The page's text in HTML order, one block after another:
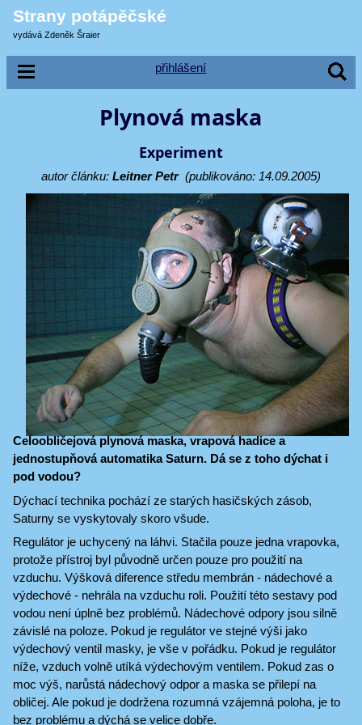
Strany potápěčské
vydává Zdeněk Šraier
přihlášení
Plynová maska
Experiment
autor článku: Leitner Petr(publikováno: 14.09.2005)
Celoobličejová plynová maska, vrapová hadice a
jednostupňová automatika Saturn. Dá se z toho dýchat i
pod vodou?
Dýchací technika pochází ze starých hasičských zásob,
Saturny se vyskytovaly skoro všude.
Regulátor je uchycený na láhvi. Stačila pouze jedna vrapovka,
protože přístroj byl původně určen pouze pro použití na
vzduchu. Výšková diference středu membrán - nádechové a
výdechové - nehrála na vzduchu roli. Použití této sestavy pod
vodou není úplně bez problémů. Nádechové odpory jsou silně
závislé na poloze. Pokud je regulátor ve stejné výši jako
výdechový ventil masky, je vše v pořádku. Pokud je regulátor
níže, vzduch volně utíká výdechovým ventilem. Pokud zas o
moc výš, narůstá nádechový odpor a maska se přilepí na
obličej. Ale pokud je dodržena rozumná vzájemná poloha, je to
bez problému a dýchá se velice dobře.